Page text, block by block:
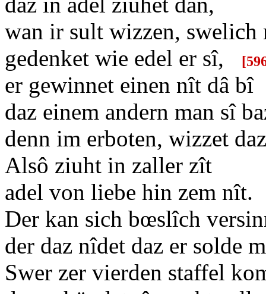
wan ir sult wizzen, swelich
gedenket wie edel er sî,
[
er gewinnet einen nît dâ bî
daz einem andern man sî
denn im erboten, wizzet
Alsô ziuht in zaller zît
adel von liebe hin zem
Der kan sich bœslîch
der daz nîdet daz er solde
Swer zer vierden staffel